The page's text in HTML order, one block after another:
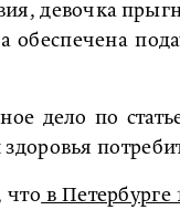
девочка
дело по
что в Петербурге